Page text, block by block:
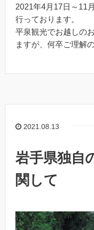
2021年4月17日～11
行っております。
平泉観光でお越しの
ますが、何卒ご理解
2021.08.13
岩手県独自
関して